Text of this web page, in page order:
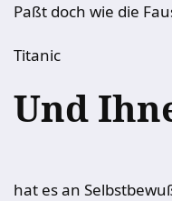
Paßt doch wie die
Titanic
Und
hat es an